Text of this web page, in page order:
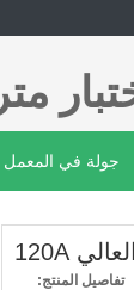
متر
جولة في المعمل
تفاصيل المنتج: